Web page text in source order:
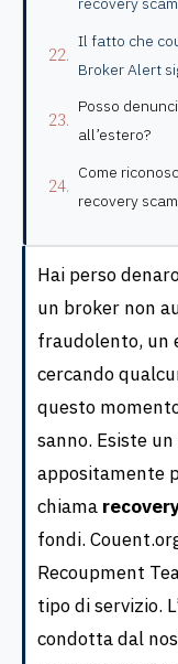
Il fatto che
Broker Alert
Posso
all’estero?
Come
recovery
Hai perso
un broker non
fraudolento, un
cercando
questo
sanno. Esiste
appositamente
chiama
fondi.
Recoupment
tipo di servizio.
condotta dal